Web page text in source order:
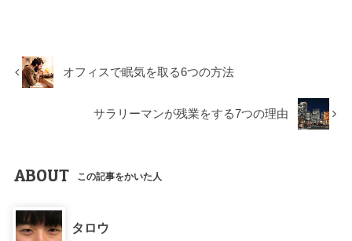
オフィスで眠気を取る6つの方法
サラリーマンが残業をする7つの理由
ABOUT この記事をかいた人
タロウ